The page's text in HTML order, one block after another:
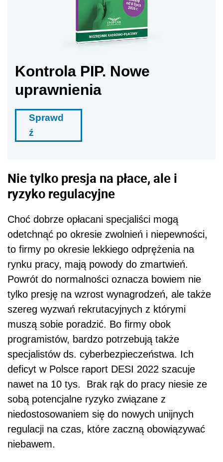
Kontrola PIP. Nowe
uprawnienia
Sprawd
ź
Nie tylko presja na płace, ale i
ryzyko regulacyjne
Choć dobrze opłacani specjaliści mogą
odetchnąć po okresie zwolnień i niepewności,
to firmy po okresie lekkiego odprężenia na
rynku pracy, mają powody do zmartwień.
Powrót do normalności oznacza bowiem nie
tylko presję na wzrost wynagrodzeń, ale także
szereg wyzwań rekrutacyjnych z którymi
muszą sobie poradzić. Bo firmy obok
programistów, bardzo potrzebują także
specjalistów ds. cyberbezpieczeństwa. Ich
deficyt w Polsce raport DESI 2022 szacuje
nawet na 10 tys.
Brak rąk do pracy niesie ze
sobą potencjalne ryzyko związane z
niedostosowaniem się do nowych unijnych
regulacji na czas, które zaczną obowiązywać
niebawem.